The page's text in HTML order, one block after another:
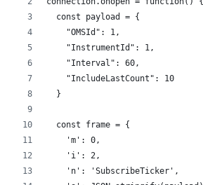
  const payload = {
    "OMSId": 1,
    "InstrumentId": 1,
    "Interval": 60,
    "IncludeLastCount": 10
  }
  const frame = {
    'm': 0,
    'i': 2,
    'n': 'SubscribeTicker',